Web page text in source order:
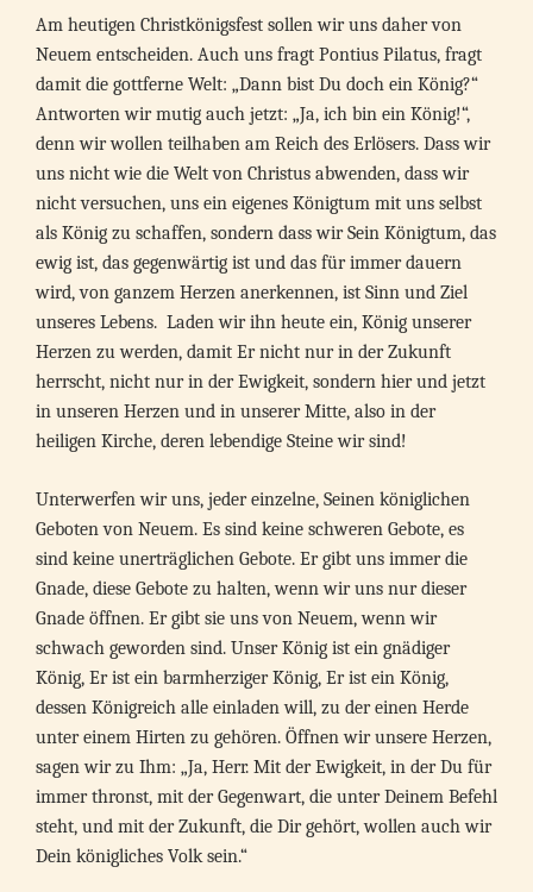
Am heutigen Christkönigsfest sollen wir uns daher von
Neuem entscheiden. Auch uns fragt Pontius Pilatus, fragt
damit die gottferne Welt: „Dann bist Du doch ein König?“
Antworten wir mutig auch jetzt: „Ja, ich bin ein König!“,
denn wir wollen teilhaben am Reich des Erlösers. Dass wir
uns nicht wie die Welt von Christus abwenden, dass wir
nicht versuchen, uns ein eigenes Königtum mit uns selbst
als König zu schaffen, sondern dass wir Sein Königtum, das
ewig ist, das gegenwärtig ist und das für immer dauern
wird, von ganzem Herzen anerkennen, ist Sinn und Ziel
unseres Lebens. Laden wir ihn heute ein, König unserer
Herzen zu werden, damit Er nicht nur in der Zukunft
herrscht, nicht nur in der Ewigkeit, sondern hier und jetzt
in unseren Herzen und in unserer Mitte, also in der
heiligen Kirche, deren lebendige Steine wir sind!
Unterwerfen wir uns, jeder einzelne, Seinen königlichen
Geboten von Neuem. Es sind keine schweren Gebote, es
sind keine unerträglichen Gebote. Er gibt uns immer die
Gnade, diese Gebote zu halten, wenn wir uns nur dieser
Gnade öffnen. Er gibt sie uns von Neuem, wenn wir
schwach geworden sind. Unser König ist ein gnädiger
König, Er ist ein barmherziger König, Er ist ein König,
dessen Königreich alle einladen will, zu der einen Herde
unter einem Hirten zu gehören. Öffnen wir unsere Herzen,
sagen wir zu Ihm: „Ja, Herr. Mit der Ewigkeit, in der Du für
immer thronst, mit der Gegenwart, die unter Deinem Befehl
steht, und mit der Zukunft, die Dir gehört, wollen auch wir
Dein königliches Volk sein.“